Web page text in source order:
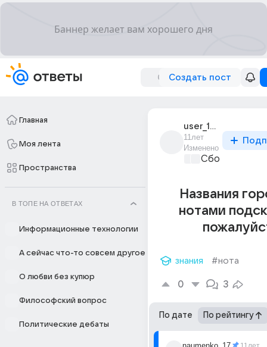
Создать пост
Главная
Моя лента
Пространства
В ТОПЕ НА ОТВЕТАХ
Информационные технологии
А сейчас что-то совсем другое
О любви без купюр
Философский вопрос
Политические дебаты
user_190957791
11лет
Изменено
Сборная
Названия
нотами
знания #нота
0 3
По дате По рейтингу